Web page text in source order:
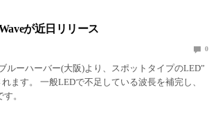
が近日リリース
0
ーハーバー(大阪)より、スポットタイプのLED”
ます。 一般LEDで不足している波長を補完し、
す。